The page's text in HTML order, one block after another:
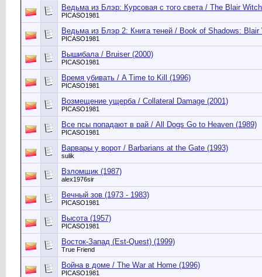
Ведьма из Блэр: Курсовая с того света / The Blair
PICASO1981
Ведьма из Блэр 2: Книга теней / Book of Shadows: Blair
PICASO1981
Вышибала / Bruiser (2000)
PICASO1981
Время убивать / A Time to Kill (1996)
PICASO1981
Возмещение ущерба / Collateral Damage (2001)
PICASO1981
Все псы попадают в рай / All Dogs Go to Heaven (1989)
PICASO1981
Варвары у ворот / Barbarians at the Gate (1993)
sulik
Взломщик (1987)
alex1976sir
Вечный зов (1973 - 1983)
PICASO1981
Высота (1957)
PICASO1981
Восток-Запад (Est-Quest) (1999)
True Friend
Война в доме / The War at Home (1996)
PICASO1981